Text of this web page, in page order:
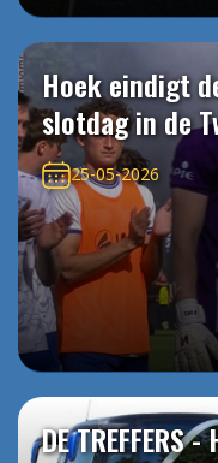
Hoek eindigt
slotdag in de
25-05-2026
DE TREFFERS -